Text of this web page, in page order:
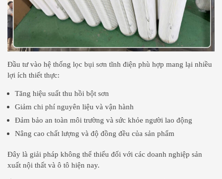
Đầu tư vào hệ thống lọc bụi sơn tĩnh điện phù hợp mang lại nhiều
lợi ích thiết thực:
Tăng hiệu suất thu hồi bột sơn
Giảm chi phí nguyên liệu và vận hành
Đảm bảo an toàn môi trường và sức khỏe người lao động
Nâng cao chất lượng và độ đồng đều của sản phẩm
Đây là giải pháp không thể thiếu đối với các doanh nghiệp sản
xuất nội thất và ô tô hiện nay.